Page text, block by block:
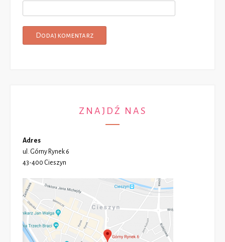
ZNAJDŹ NAS
Adres
ul. Górny Rynek 6
43-400 Cieszyn